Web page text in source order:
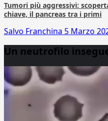
Tumori più aggressivi:
chiave, il pancreas tra i primi
Salvo Franchina 5 Marzo
Un neutrofilo
Player